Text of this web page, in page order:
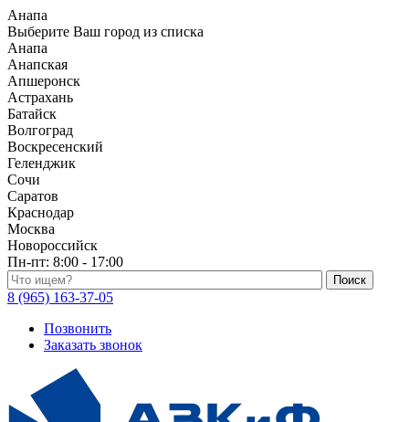
Анапа
Выберите Ваш город из списка
Анапа
Анапская
Апшеронск
Астрахань
Батайск
Волгоград
Воскресенский
Геленджик
Сочи
Саратов
Краснодар
Москва
Новороссийск
Пн-пт: 8:00 - 17:00
Поиск по каталогу
8 (965) 163-37-05
Позвонить
Заказать звонок